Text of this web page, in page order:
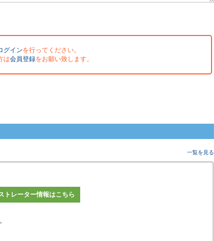
グインを行ってください。
は会員登録をお願い致します。
一覧を見る
トレーター情報はこちら